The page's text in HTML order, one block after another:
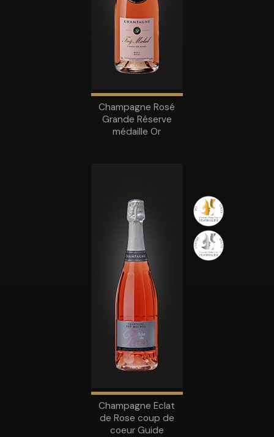
Champagne Rosé
Grande Réserve
médaille Or
Champagne Eclat
de Rose coup de
coeur Guide